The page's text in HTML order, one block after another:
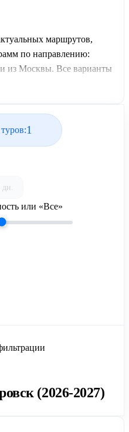
маршрутов,
по направлению:
из Москвы. Все варианты
графиком заездов от
1
дн.
или «Все»
(2026-2027)